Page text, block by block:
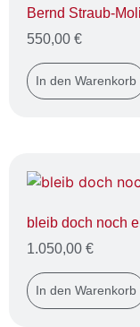
Bernd Straub-
550,00 €
In den Warenkorb
bleib doch noch
1.050,00 €
In den Warenkorb